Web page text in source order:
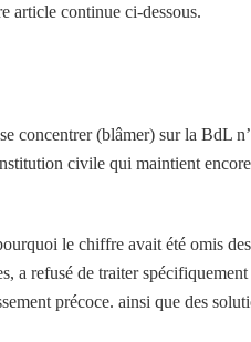
article continue ci-dessous.
concentrer (blâmer) sur la BdL
civile qui maintient
le chiffre avait été omis
a refusé de traiter
précoce. ainsi que des